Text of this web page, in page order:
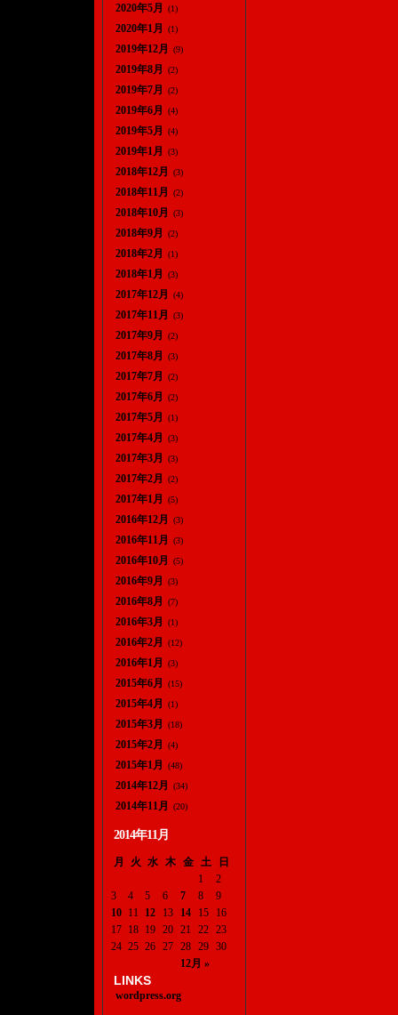
2020年5月 (1)
2020年1月 (1)
2019年12月 (9)
2019年8月 (2)
2019年7月 (2)
2019年6月 (4)
2019年5月 (4)
2019年1月 (3)
2018年12月 (3)
2018年11月 (2)
2018年10月 (3)
2018年9月 (2)
2018年2月 (1)
2018年1月 (3)
2017年12月 (4)
2017年11月 (3)
2017年9月 (2)
2017年8月 (3)
2017年7月 (2)
2017年6月 (2)
2017年5月 (1)
2017年4月 (3)
2017年3月 (3)
2017年2月 (2)
2017年1月 (5)
2016年12月 (3)
2016年11月 (3)
2016年10月 (5)
2016年9月 (3)
2016年8月 (7)
2016年3月 (1)
2016年2月 (12)
2016年1月 (3)
2015年6月 (15)
2015年4月 (1)
2015年3月 (18)
2015年2月 (4)
2015年1月 (48)
2014年12月 (34)
2014年11月 (20)
2014年11月
月 火 水 木 金 土 日
12月 »
1
2
3
4 5 6 7 8
9
10
11 12 13 14 15
16
17
18 19 20 21 22
23
24 25 26 27 28 29 30
LINKS
wordpress.org